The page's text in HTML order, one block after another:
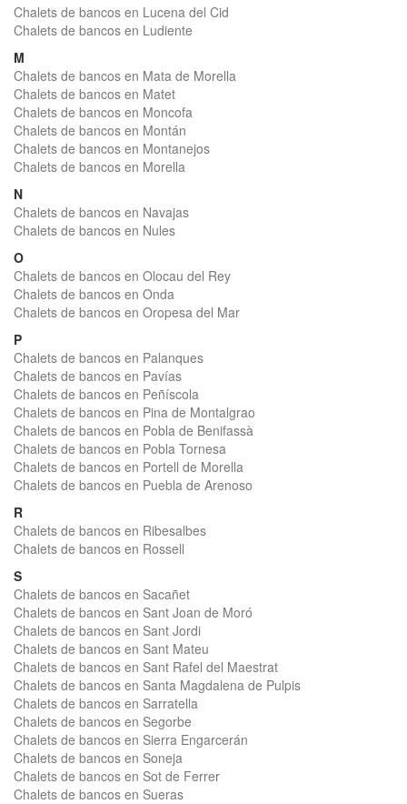
Chalets de bancos en Lucena del Cid
Chalets de bancos en Ludiente
M
Chalets de bancos en Mata de Morella
Chalets de bancos en Matet
Chalets de bancos en Moncofa
Chalets de bancos en Montán
Chalets de bancos en Montanejos
Chalets de bancos en Morella
N
Chalets de bancos en Navajas
Chalets de bancos en Nules
O
Chalets de bancos en Olocau del Rey
Chalets de bancos en Onda
Chalets de bancos en Oropesa del Mar
P
Chalets de bancos en Palanques
Chalets de bancos en Pavías
Chalets de bancos en Peñíscola
Chalets de bancos en Pina de Montalgrao
Chalets de bancos en Pobla de Benifassà
Chalets de bancos en Pobla Tornesa
Chalets de bancos en Portell de Morella
Chalets de bancos en Puebla de Arenoso
R
Chalets de bancos en Ribesalbes
Chalets de bancos en Rossell
S
Chalets de bancos en Sacañet
Chalets de bancos en Sant Joan de Moró
Chalets de bancos en Sant Jordi
Chalets de bancos en Sant Mateu
Chalets de bancos en Sant Rafel del Maestrat
Chalets de bancos en Santa Magdalena de Pulpis
Chalets de bancos en Sarratella
Chalets de bancos en Segorbe
Chalets de bancos en Sierra Engarcerán
Chalets de bancos en Soneja
Chalets de bancos en Sot de Ferrer
Chalets de bancos en Sueras